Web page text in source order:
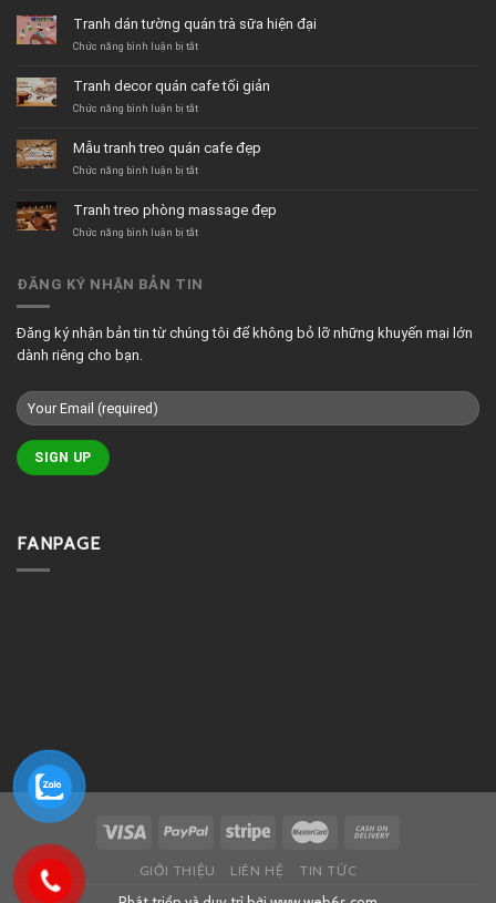
Tranh dán tường quán trà sữa hiện đại
Chức năng bình luận bị tắtở
tường
quán
hiện
đại
Tranh decor quán cafe tối giản
Chức năng bình luận bị tắtở
quán
cafe
Mẫu tranh treo quán cafe đẹp
Chức năng bình luận bị tắtở
treo
quán
Tranh treo phòng massage đẹp
Chức năng bình luận bị tắtở
phòng
ĐĂNG KÝ NHẬN BẢN TIN
Đăng ký nhận bản tin từ chúng tôi để không bỏ lỡ những khuyến mại lớn
dành riêng cho bạn.
FANPAGE
GIỚI THIỆU LIÊN HỆ TIN TỨC